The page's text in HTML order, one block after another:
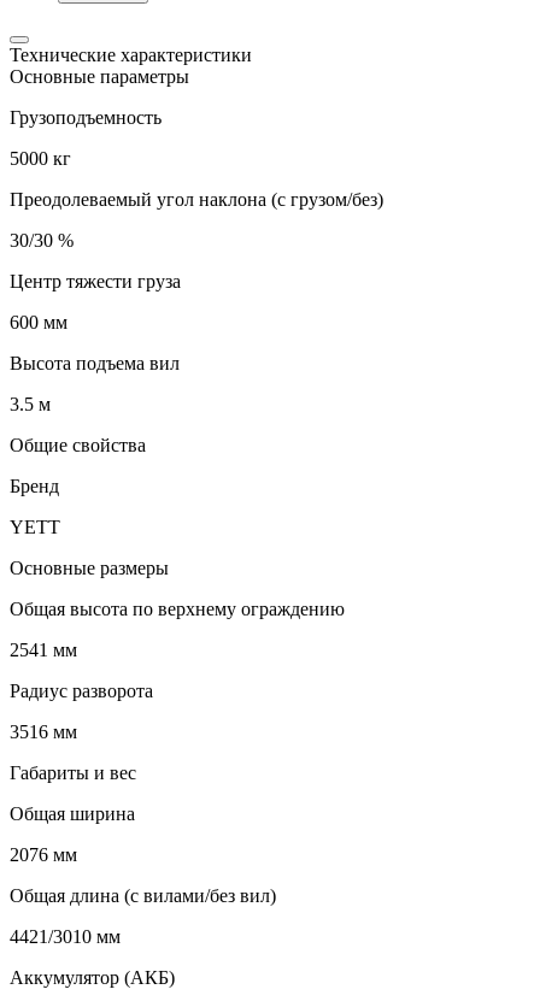
Технические характеристики
Основные параметры
Грузоподъемность
5000 кг
Преодолеваемый угол наклона (с грузом/без)
30/30 %
Центр тяжести груза
600 мм
Высота подъема вил
3.5 м
Общие свойства
Бренд
YETT
Основные размеры
Общая высота по верхнему ограждению
2541 мм
Радиус разворота
3516 мм
Габариты и вес
Общая ширина
2076 мм
Общая длина (с вилами/без вил)
4421/3010 мм
Аккумулятор (АКБ)